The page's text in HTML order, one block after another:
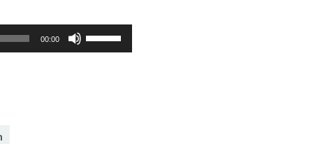
00:00
Gebruik
Omhoog/Omlaag